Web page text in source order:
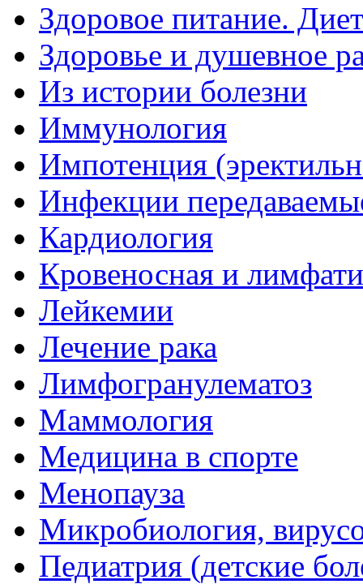
Здоровое питание.
Здоровье и душевное
Из истории болезни
Иммунология
Импотенция
Инфекции
Кардиология
Кровеносная и
Лейкемии
Лечение рака
Лимфогранулематоз
Маммология
Медицина в спорте
Менопауза
Микробиология,
Педиатрия (детские